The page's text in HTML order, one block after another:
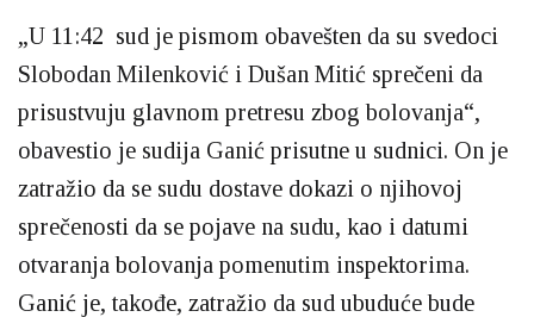
„U 11:42 sud je pismom obavešten da su svedoci
Slobodan Milenković i Dušan Mitić sprečeni da
prisustvuju glavnom pretresu zbog bolovanja“,
obavestio je sudija Ganić prisutne u sudnici. On je
zatražio da se sudu dostave dokazi o njihovoj
sprečenosti da se pojave na sudu, kao i datumi
otvaranja bolovanja pomenutim inspektorima.
Ganić je, takođe, zatražio da sud ubuduće bude